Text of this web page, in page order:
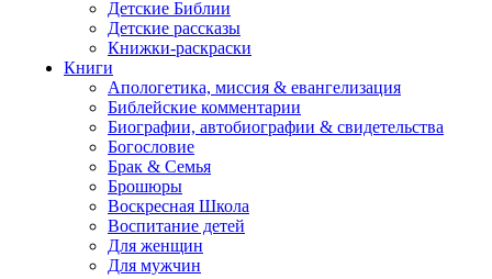
Детские Библии
Детские рассказы
Книжки-раскраски
Книги
Апологетика, миссия & евангелизация
Библейские комментарии
Биографии, автобиографии & свидетельства
Богословие
Брак & Семья
Брошюры
Воскресная Школа
Воспитание детей
Для женщин
Для мужчин